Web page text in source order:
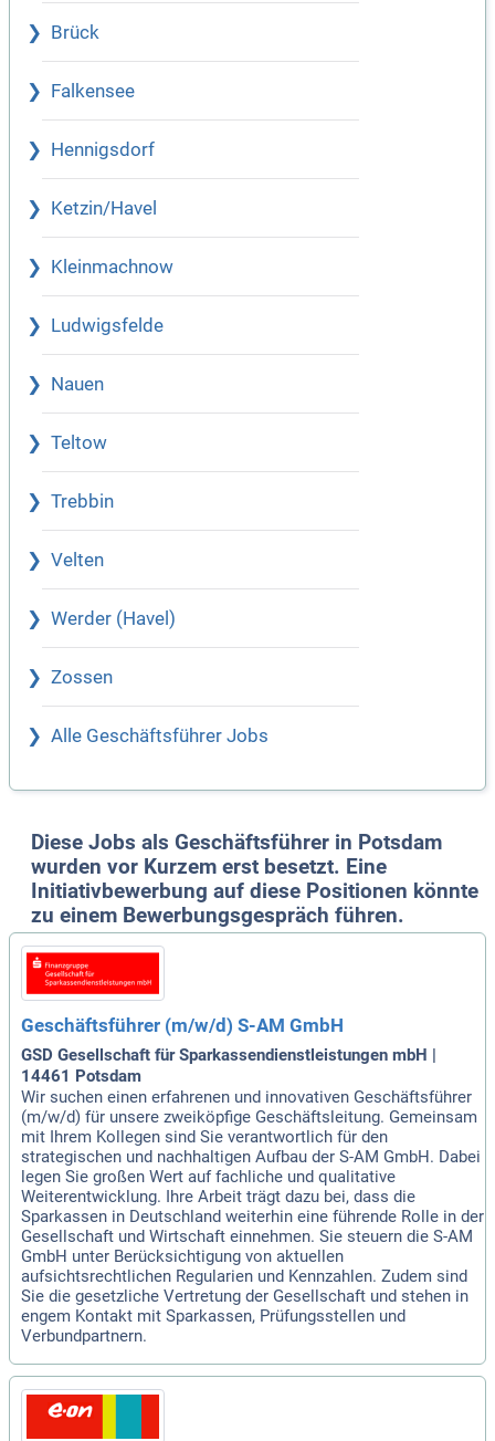
Brück
Falkensee
Hennigsdorf
Ketzin/Havel
Kleinmachnow
Ludwigsfelde
Nauen
Teltow
Trebbin
Velten
Werder (Havel)
Zossen
Alle Geschäftsführer Jobs
Diese Jobs als Geschäftsführer in Potsdam
wurden vor Kurzem erst besetzt. Eine
Initiativbewerbung auf diese Positionen könnte
zu einem Bewerbungsgespräch führen.
Geschäftsführer (m/w/d) S-AM GmbH
GSD Gesellschaft für Sparkassendienstleistungen mbH |
14461 Potsdam
Wir suchen einen erfahrenen und innovativen Geschäftsführer
(m/w/d) für unsere zweiköpfige Geschäftsleitung. Gemeinsam
mit Ihrem Kollegen sind Sie verantwortlich für den
strategischen und nachhaltigen Aufbau der S-AM GmbH. Dabei
legen Sie großen Wert auf fachliche und qualitative
Weiterentwicklung. Ihre Arbeit trägt dazu bei, dass die
Sparkassen in Deutschland weiterhin eine führende Rolle in der
Gesellschaft und Wirtschaft einnehmen. Sie steuern die S-AM
GmbH unter Berücksichtigung von aktuellen
aufsichtsrechtlichen Regularien und Kennzahlen. Zudem sind
Sie die gesetzliche Vertretung der Gesellschaft und stehen in
engem Kontakt mit Sparkassen, Prüfungsstellen und
Verbundpartnern.